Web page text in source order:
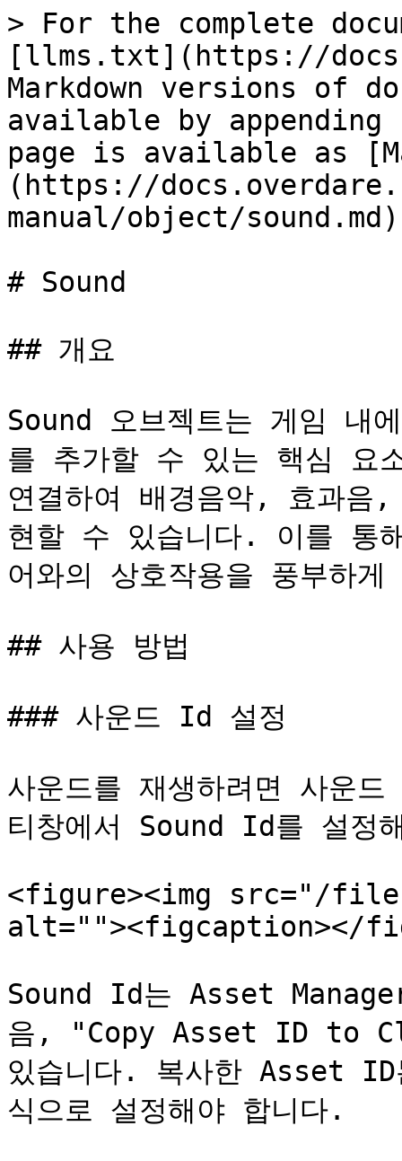
> For the complete
[llms.txt](https://
Markdown versions of
available by
page is available as
(https://
manual/object/
# Sound
## 개요
Sound 오브젝트는 게임 내
를 추가할 수 있는 핵심
연결하여 배경음악, 효과
현할 수 있습니다. 이를 통
어와의 상호작용을 풍부하
## 사용 방법
### 사운드 Id 설정
사운드를 재생하려면 사운
티창에서 Sound Id를 설정
<figure><img src="/
alt=""><figcaption></
Sound Id는 Asset
음, "Copy Asset ID to
있습니다. 복사한 Asset
식으로 설정해야 합니다.